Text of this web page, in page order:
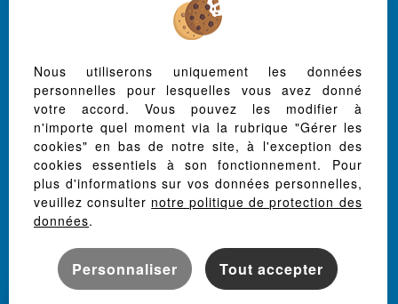
Logiciel de transaction
Création site internet immobilier
Grenade (31330)
Ondes (31330)
Port-sainte-foy-et-ponchapt (33220)
Sainte Foy La Grande (33220)
Drudas (31480)
Le Burgaud (31330)
Larra (31330)
Saint Rustice (31620)
Nous utiliserons uniquement les données
personnelles pour lesquelles vous avez donné
votre accord. Vous pouvez les modifier à
n'importe quel moment via la rubrique "Gérer les
cookies" en bas de notre site, à l'exception des
cookies essentiels à son fonctionnement. Pour
plus d'informations sur vos données personnelles,
veuillez consulter notre politique de protection des
données.
Personnaliser Tout accepter